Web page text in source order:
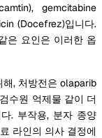
gemcitabine
(Docefrez)입니다.
은 요인은 이러한 옵
, 처방전은 olaparib
수원 억제물 같이 더
. 부작용, 분자 종양
라인의 의사 결정에